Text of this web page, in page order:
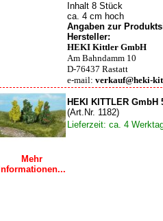
Inhalt 8 Stück
ca. 4 cm hoch
Angaben zur
Hersteller:
HEKI Kittler GmbH
Am Bahndamm 10
D-76437 Rastatt
e-mail: verkauf@heki-
Mehr
Informationen...
HEKI KITTLER GmbH
(Art.Nr. 1182)
Lieferzeit: ca. 4